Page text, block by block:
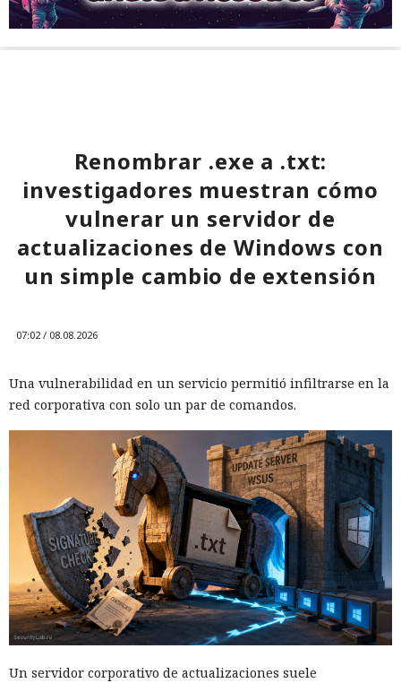
Renombrar .exe a .txt:
investigadores muestran cómo
vulnerar un servidor de
actualizaciones de Windows con
un simple cambio de extensión
07:02 / 08.08.2026
Una vulnerabilidad en un servicio permitió infiltrarse en la
red corporativa con solo un par de comandos.
Un servidor corporativo de actualizaciones suele